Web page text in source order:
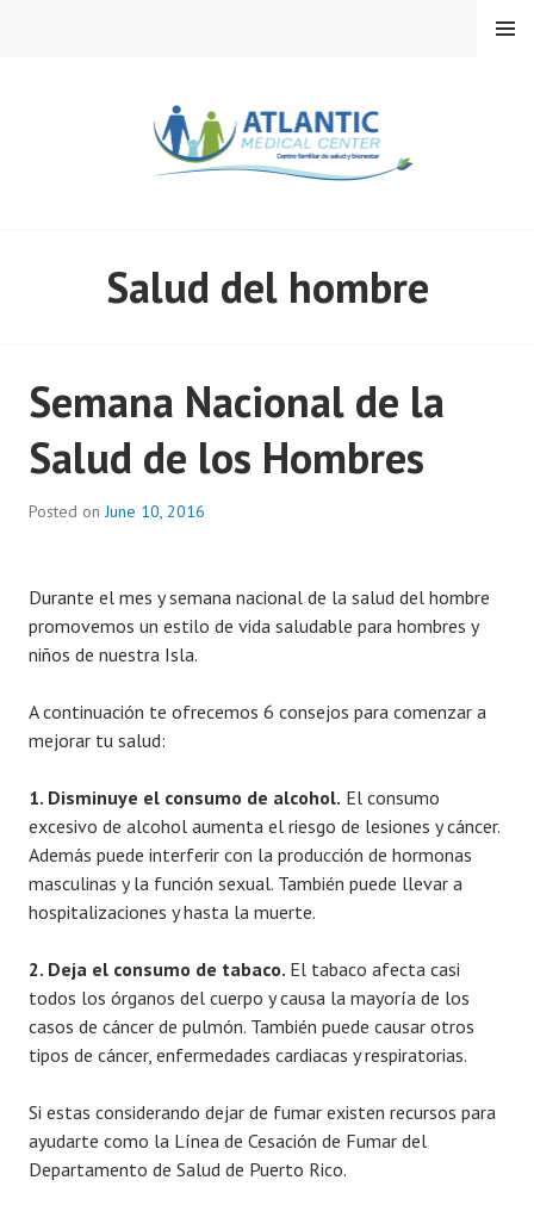
CENTER
MENU
Salud del hombre
Semana Nacional de la
Salud de los Hombres
Posted onJune 10, 2016
Durante el mes y semana nacional de la salud del hombre
promovemos un estilo de vida saludable para hombres y
niños de nuestra Isla.
A continuación te ofrecemos 6 consejos para comenzar a
mejorar tu salud:
1. Disminuye el consumo de alcohol. El consumo
excesivo de alcohol aumenta el riesgo de lesiones y cáncer.
Además puede interferir con la producción de hormonas
masculinas y la función sexual. También puede llevar a
hospitalizaciones y hasta la muerte.
2. Deja el consumo de tabaco. El tabaco afecta casi
todos los órganos del cuerpo y causa la mayoría de los
casos de cáncer de pulmón. También puede causar otros
tipos de cáncer, enfermedades cardiacas y respiratorias.
Si estas considerando dejar de fumar existen recursos para
ayudarte como la Línea de Cesación de Fumar del
Departamento de Salud de Puerto Rico.